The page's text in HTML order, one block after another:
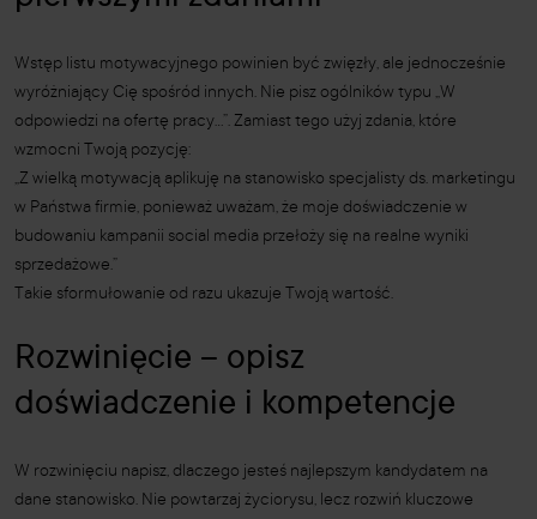
Wstęp listu motywacyjnego powinien być zwięzły, ale jednocześnie
wyróżniający Cię spośród innych. Nie pisz ogólników typu „W
odpowiedzi na ofertę pracy…”. Zamiast tego użyj zdania, które
wzmocni Twoją pozycję:
„Z wielką motywacją aplikuję na stanowisko specjalisty ds. marketingu
w Państwa firmie, ponieważ uważam, że moje doświadczenie w
budowaniu kampanii social media przełoży się na realne wyniki
sprzedażowe.”
Takie sformułowanie od razu ukazuje Twoją wartość.
Rozwinięcie – opisz
doświadczenie i kompetencje
W rozwinięciu napisz, dlaczego jesteś najlepszym kandydatem na
dane stanowisko. Nie powtarzaj życiorysu, lecz rozwiń kluczowe